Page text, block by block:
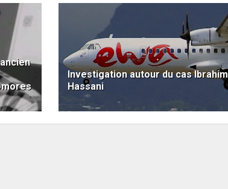
Investigation autour du cas Ibrahim
Hassani